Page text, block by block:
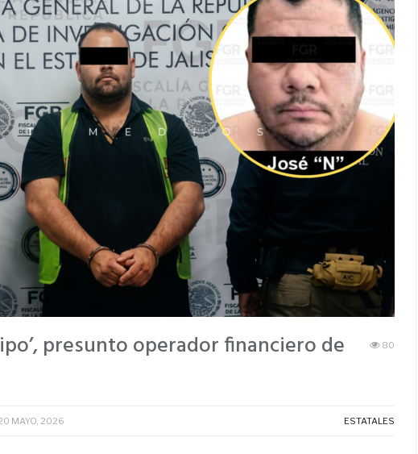
presunto operador financiero de
80
MAYO, 2026 ESTATALES